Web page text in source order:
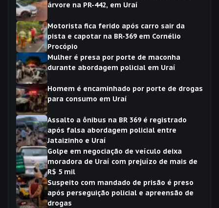
árvore na PR-442, em Uraí
Motorista fica ferido após carro sair da
pista e capotar na BR-369 em Cornélio
Procópio
Mulher é presa por porte de maconha
durante abordagem policial em Uraí
Homem é encaminhado por porte de drogas
para consumo em Uraí
Assalto a ônibus na BR 369 é registrado
após falsa abordagem policial entre
Jataizinho e Uraí
Golpe em negociação de veículo deixa
moradora de Uraí com prejuízo de mais de
R$ 5 mil
Suspeito com mandado de prisão é preso
após perseguição policial e apreensão de
drogas